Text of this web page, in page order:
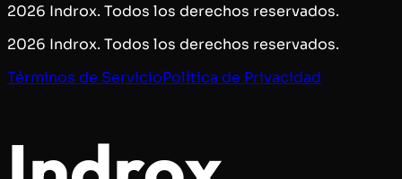
2026 Indrox. Todos los derechos reservados.
2026 Indrox. Todos los derechos reservados.
Términos de ServicioPolítica de Privacidad